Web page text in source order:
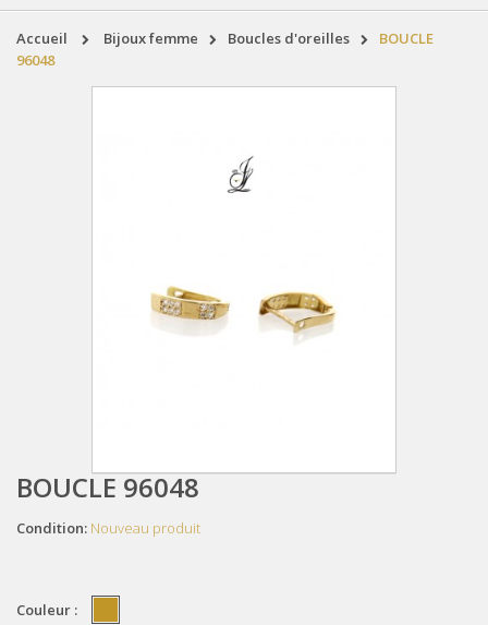
accueil bijoux femme boucles d'oreilles
BOUCLE
96048
BOUCLE 96048
Condition: Nouveau produit
Couleur :